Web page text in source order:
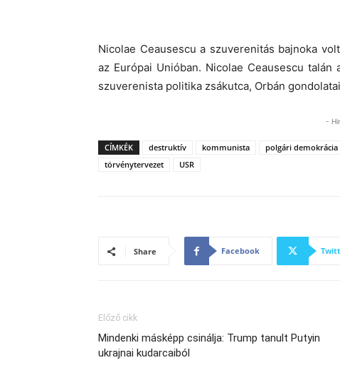
Nicolae Ceausescu a szuverenitás bajnoka
az Európai Unióban. Nicolae Ceausescu
szuverenista politika zsákutca, Orbán
-
CÍMKÉK destruktív kommunista polgári demokrácia
törvénytervezet
USR
Share Facebook
Előző cikk
Mindenki másképp csinálja: Trump tanult Putyin
ukrajnai kudarcaiból